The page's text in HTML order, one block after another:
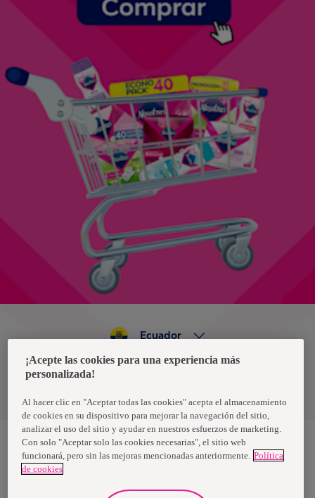
Política de privacidad de datos
Ecuador
Nosotras, una marca de Essity - una compañía global líder en
higiene y salud. Cada día, mil millones de personas, en todo el
propósito es romper barreras por el bienestar en beneficio de
¡Acepte las cookies para una experiencia más
personalizada!
Al hacer clic en "Aceptar todas las cookies" acepta el almacenamiento
de cookies en su dispositivo para mejorar la navegación del sitio,
analizar el uso del sitio y ayudar en nuestros esfuerzos de marketing.
Con solo "Aceptar solo las cookies necesarias", el sitio web
funcionará, pero sin las mejoras mencionadas anteriormente. Política
de cookies